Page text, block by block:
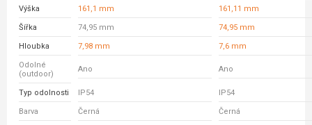
Výška 161,1 mm 161,11 mm
Šířka 74,95 mm 74,95 mm
Hloubka 7,98 mm 7,6 mm
Odolné
(outdoor)
Ano Ano
Typ odolnosti IP54 IP54
Barva Černá Černá